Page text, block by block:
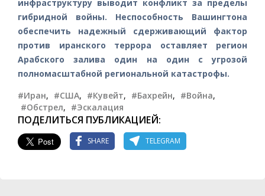
инфраструктуру выводит конфликт за пределы
гибридной войны. Неспособность Вашингтона
обеспечить надежный сдерживающий фактор
против иранского террора оставляет регион
Арабского залива один на один с угрозой
полномасштабной региональной катастрофы.
#Иран, #США, #Кувейт, #Бахрейн, #Война,
#Обстрел, #Эскалация
ПОДЕЛИТЬСЯ ПУБЛИКАЦИЕЙ:
SHARE TELEGRAM